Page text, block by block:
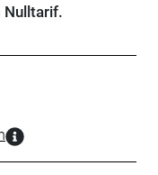
Nulltarif.